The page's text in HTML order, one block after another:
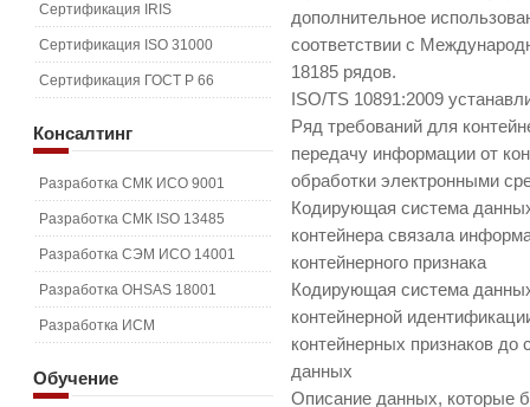
дополнительное
соответствии с
18185 рядов.
ISO/TS 10891:2009
Ряд требований для
передачу информации от
обработки электронными
Кодирующая система
контейнера связала
контейнерного признака
Кодирующая система
контейнерной
контейнерных признаков до
данных
Описание данных, которые
Сертификация IRIS
Сертификация ISO 31000
Сертификация ГОСТ Р 66
Консалтинг
Разработка СМК ИСО 9001
Разработка СМК ISO 13485
Разработка СЭМ ИСО 14001
Разработка OHSAS 18001
Разработка ИСМ
Обучение